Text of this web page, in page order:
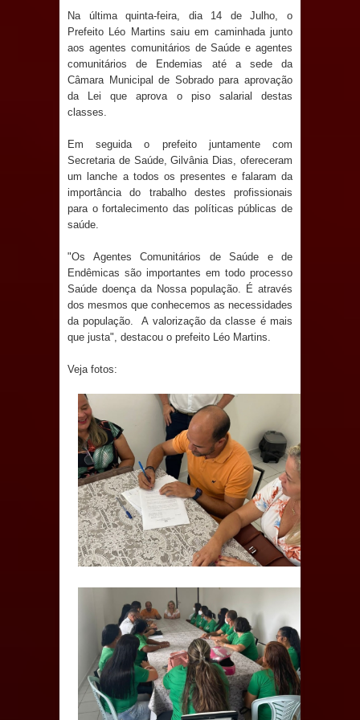
Democrático de Direito – Bacharela
jurídico brasileiro, temas polêmicos;
Confira!
Prefeitura de Sapé promove
conscientização sobre saúde bucal
Caldas Brandão: gestão municipal
antecipa pagamento do mês de julho
Saúde Bucal: Mais de 470 próteses
dentárias já foram entregues pela
Prefeitura de Sapé em 2026
Caldas Brandão: Tradicional Festa de
e deve atrair grande público
Nota de pesar: Câmara de Marí
lamenta a morte da ex-vereadora
Neta do Sindicato
Na última quinta-feira, dia 14 de Julho, o
Prefeito Léo Martins saiu em caminhada junto
aos agentes comunitários de Saúde e agentes
comunitários de Endemias até a sede da
Câmara Municipal de Sobrado para aprovação
da Lei que aprova o piso salarial destas
classes.
Em seguida o prefeito juntamente com
Secretaria de Saúde, Gilvânia Dias, ofereceram
um lanche a todos os presentes e falaram da
importância do trabalho destes profissionais
para o fortalecimento das políticas públicas de
saúde.
"Os Agentes Comunitários de Saúde e de
Endêmicas são importantes em todo processo
Saúde doença da Nossa população. É através
dos mesmos que conhecemos as necessidades
da população. A valorização da classe é mais
que justa", destacou o prefeito Léo Martins.
Veja fotos: